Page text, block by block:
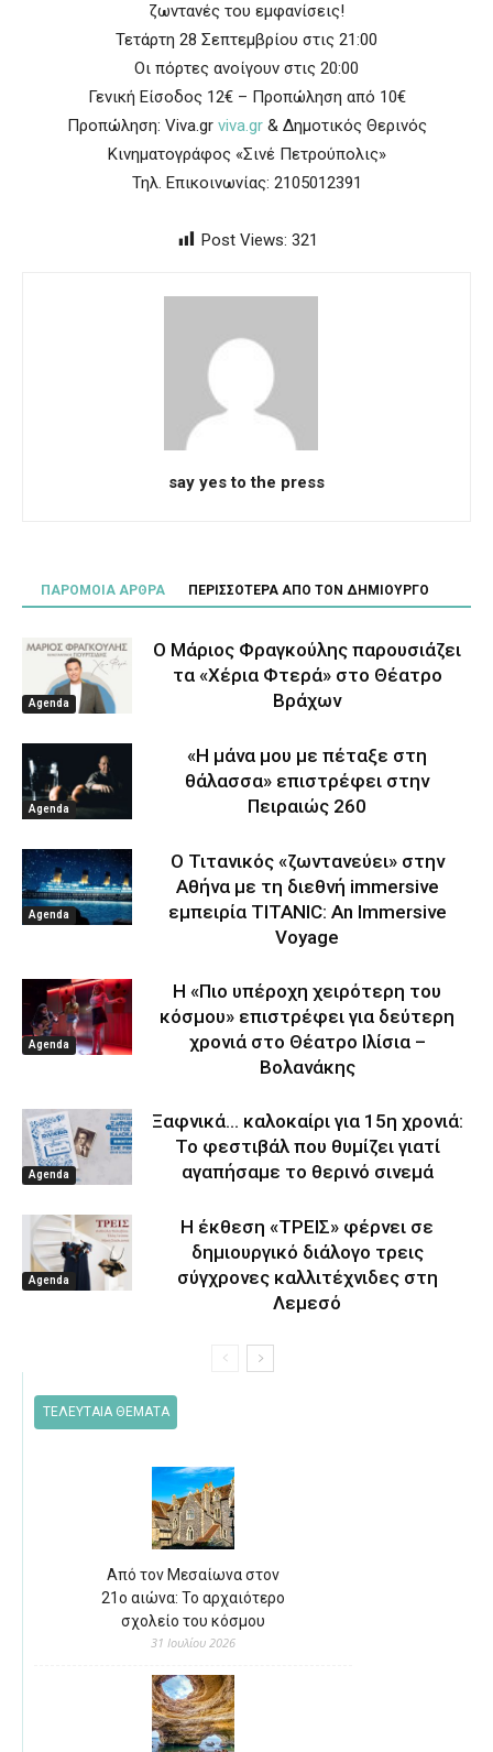
ζωντανές του εμφανίσεις!
Τετάρτη 28 Σεπτεμβρίου στις 21:00
Οι πόρτες ανοίγουν στις 20:00
Γενική Είσοδος 12€ – Προπώληση από 10€
Προπώληση: Viva.gr viva.gr& Δημοτικός Θερινός
Κινηματογράφος «Σινέ Πετρούπολις»
Τηλ. Επικοινωνίας: 2105012391
Post Views: 321
say yes to the press
ΠΑΡΟΜΟΙΑ ΑΡΘΡΑ ΠΕΡΙΣΣΟΤΕΡΑ ΑΠΟ ΤΟΝ ΔΗΜΙΟΥΡΓΟ
Agenda
Ο Μάριος Φραγκούλης παρουσιάζει
τα «Χέρια Φτερά» στο Θέατρο
Βράχων
Agenda
«Η μάνα μου με πέταξε στη
θάλασσα» επιστρέφει στην
Πειραιώς 260
Agenda
Ο Τιτανικός «ζωντανεύει» στην
Αθήνα με τη διεθνή immersive
εμπειρία TITANIC: An Immersive
Voyage
Agenda
Η «Πιο υπέροχη χειρότερη του
κόσμου» επιστρέφει για δεύτερη
χρονιά στο Θέατρο Ιλίσια –
Βολανάκης
Agenda
Ξαφνικά… καλοκαίρι για 15η χρονιά:
Το φεστιβάλ που θυμίζει γιατί
αγαπήσαμε το θερινό σινεμά
Agenda
Η έκθεση «ΤΡΕΙΣ» φέρνει σε
δημιουργικό διάλογο τρεις
σύγχρονες καλλιτέχνιδες στη
Λεμεσό
ΤΕΛΕΥΤΑΙΑ ΘΕΜΑΤΑ
Από τον Μεσαίωνα στον
21ο αιώνα: Το αρχαιότερο
σχολείο του κόσμου
31 Ιουλίου 2026